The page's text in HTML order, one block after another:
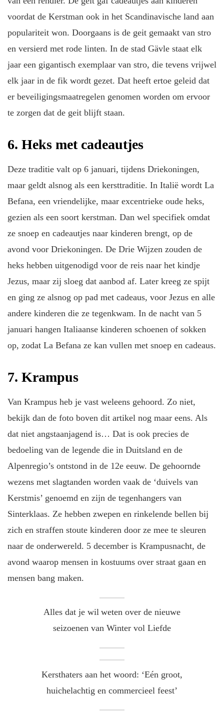
voordat de Kerstman ook in het Scandinavische land aan
populariteit won. Doorgaans is de geit gemaakt van stro
en versierd met rode linten. In de stad Gävle staat elk
jaar een gigantisch exemplaar van stro, die tevens vrijwel
elk jaar in de fik wordt gezet. Dat heeft ertoe geleid dat
er beveiligingsmaatregelen genomen worden om ervoor
te zorgen dat de geit blijft staan.
6. Heks met cadeautjes
Deze traditie valt op 6 januari, tijdens Driekoningen,
maar geldt alsnog als een kersttraditie. In Italië wordt La
Befana, een vriendelijke, maar excentrieke oude heks,
gezien als een soort kerstman. Dan wel specifiek omdat
ze snoep en cadeautjes naar kinderen brengt, op de
avond voor Driekoningen. De Drie Wijzen zouden de
heks hebben uitgenodigd voor de reis naar het kindje
Jezus, maar zij sloeg dat aanbod af. Later kreeg ze spijt
en ging ze alsnog op pad met cadeaus, voor Jezus en alle
andere kinderen die ze tegenkwam. In de nacht van 5
januari hangen Italiaanse kinderen schoenen of sokken
op, zodat La Befana ze kan vullen met snoep en cadeaus.
7. Krampus
Van Krampus heb je vast weleens gehoord. Zo niet,
bekijk dan de foto boven dit artikel nog maar eens. Als
dat niet angstaanjagend is… Dat is ook precies de
bedoeling van de legende die in Duitsland en de
Alpenregio’s ontstond in de 12e eeuw. De gehoornde
wezens met slagtanden worden vaak de ‘duivels van
Kerstmis’ genoemd en zijn de tegenhangers van
Sinterklaas. Ze hebben zwepen en rinkelende bellen bij
zich en straffen stoute kinderen door ze mee te sleuren
naar de onderwereld. 5 december is Krampusnacht, de
avond waarop mensen in kostuums over straat gaan en
mensen bang maken.
Alles dat je wil weten over de nieuwe
seizoenen van Winter vol Liefde
Kersthaters aan het woord: ‘Eén groot,
huichelachtig en commercieel feest’